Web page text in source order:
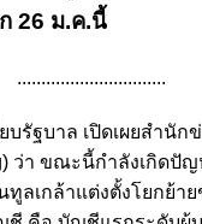
26 ม.ค.นี้
...............................
บรัฐบาล เปิดเผยสำนัก
ว่า ขณะนี้กำลังเกิดปั
ลเกล้าแต่งตั้งโยกย้า